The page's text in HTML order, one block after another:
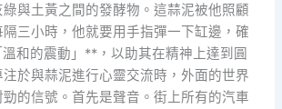
與土黃之間的發酵物。這蒜泥被他照顧
三小時，他就要用手指彈一下缸邊，確
和的震動」**，以助其在精神上達到圓
於與蒜泥進行心靈交流時，外面的世界
的信號。首先是聲音。街上所有的汽車